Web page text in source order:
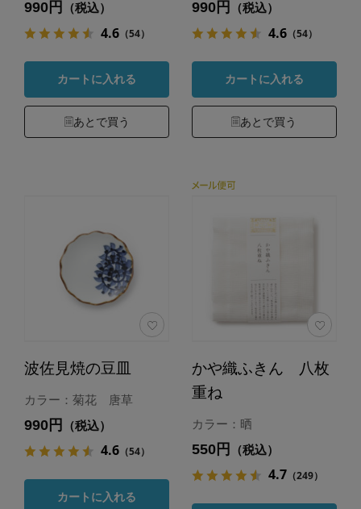
990円 （税込）
4.6（54）
カートに入れる
あとで買う
990円 （税込）
4.6（54）
カートに入れる
あとで買う
波佐見焼の豆皿
カラー：菊花 唐草
990円 （税込）
4.6（54）
カートに入れる
かや織ふきん 八枚
重ね
カラー：晒
550円 （税込）
4.7（249）